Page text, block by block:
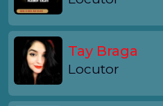
Tay Braga
Locutor